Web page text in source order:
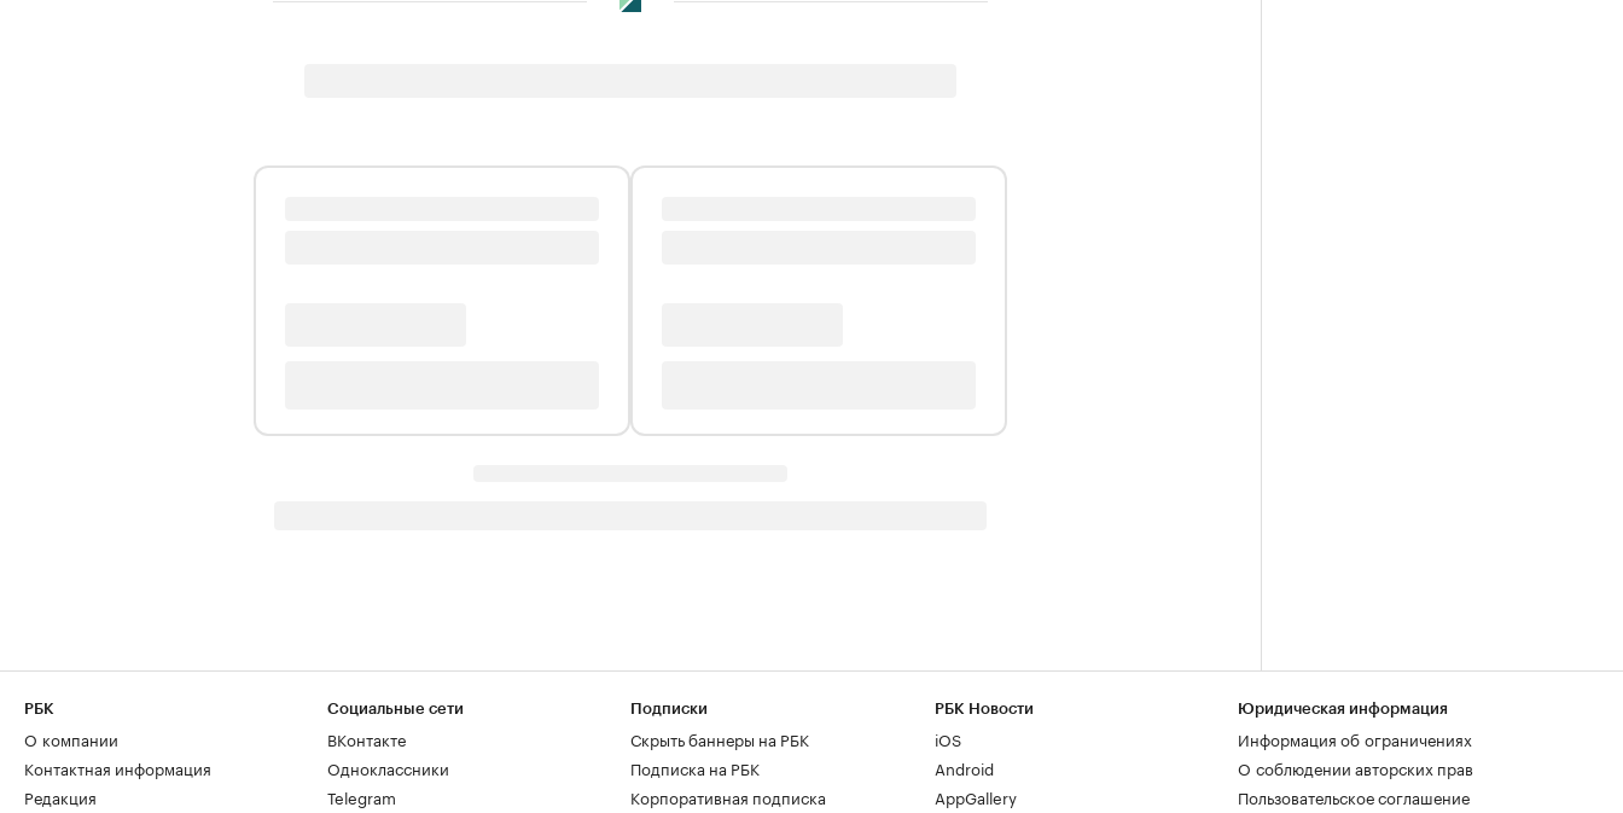
РБК
О компании
Контактная информация
Редакция
Социальные сети
ВКонтакте
Одноклассники
Telegram
Подписки
Скрыть баннеры на РБК
Подписка на РБК
Корпоративная подписка
РБК Новости
iOS
Android
AppGallery
Юридическая информация
Информация об ограничениях
О соблюдении авторских прав
Пользовательское соглашение